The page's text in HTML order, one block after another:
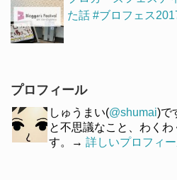
た話 #ブロフェス
プロフィール
しゅうまい(@shumai)で
と不思議なこと、わく
す。→ 詳しいプロフィ